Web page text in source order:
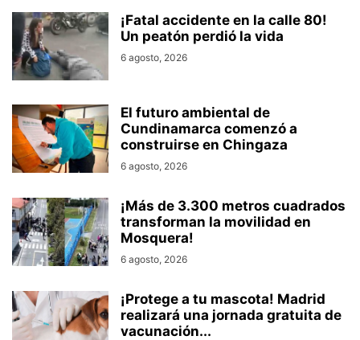
¡Fatal accidente en la calle 80!
Un peatón perdió la vida
6 agosto, 2026
El futuro ambiental de
Cundinamarca comenzó a
construirse en Chingaza
6 agosto, 2026
¡Más de 3.300 metros cuadrados
transforman la movilidad en
Mosquera!
6 agosto, 2026
¡Protege a tu mascota! Madrid
realizará una jornada gratuita de
vacunación...